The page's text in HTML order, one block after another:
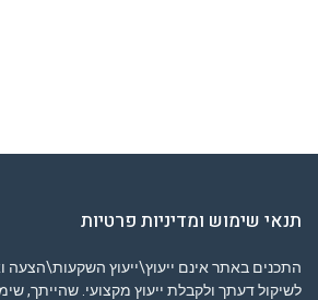
תנאי שימוש ומדיניות פרטיות
התכנים באתר אינם ייעוץ\ייעוץ
לשיקול דעתך ולקבלת ייעוץ מקצועי. שהייתך,